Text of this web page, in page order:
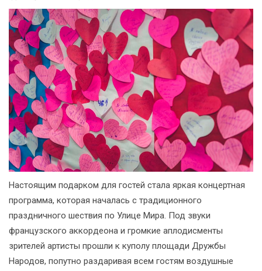
Настоящим подарком для гостей стала яркая концертная
программа, которая началась с традиционного
праздничного шествия по Улице Мира. Под звуки
французского аккордеона и громкие аплодисменты
зрителей артисты прошли к куполу площади Дружбы
Народов, попутно раздаривая всем гостям воздушные